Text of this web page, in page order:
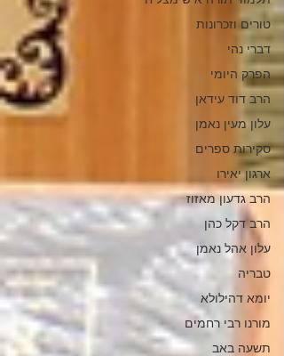
טורים וזכרונות
דברי נהי
הפרק היומי
הרב דוד עידאן
עלון מעין נאמן
סקירות ספרים
ארגון יאירו
הרב גדעון מאזוז
הרב דקל כהן
עלון אהל נאמן
טבריה
יומא דהילולא
מורנו רבי רחמים
תשעה באב